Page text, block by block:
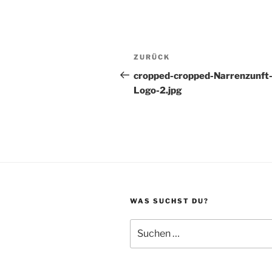
Beitragsnavigation
Vorheriger
Beitrag
ZURÜCK
cropped-cropped-Narrenzunft-
Logo-2.jpg
WAS SUCHST DU?
nach: